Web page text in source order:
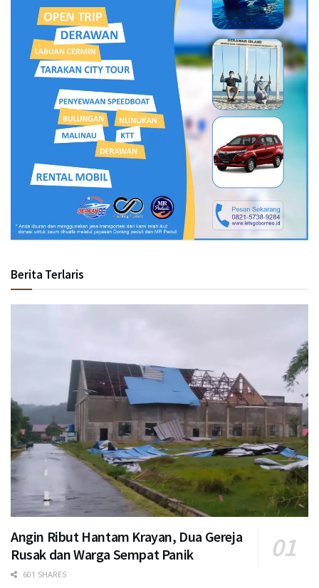
Berita Terlaris
Angin Ribut Hantam Krayan, Dua Gereja
Rusak dan Warga Sempat Panik
601 SHARES